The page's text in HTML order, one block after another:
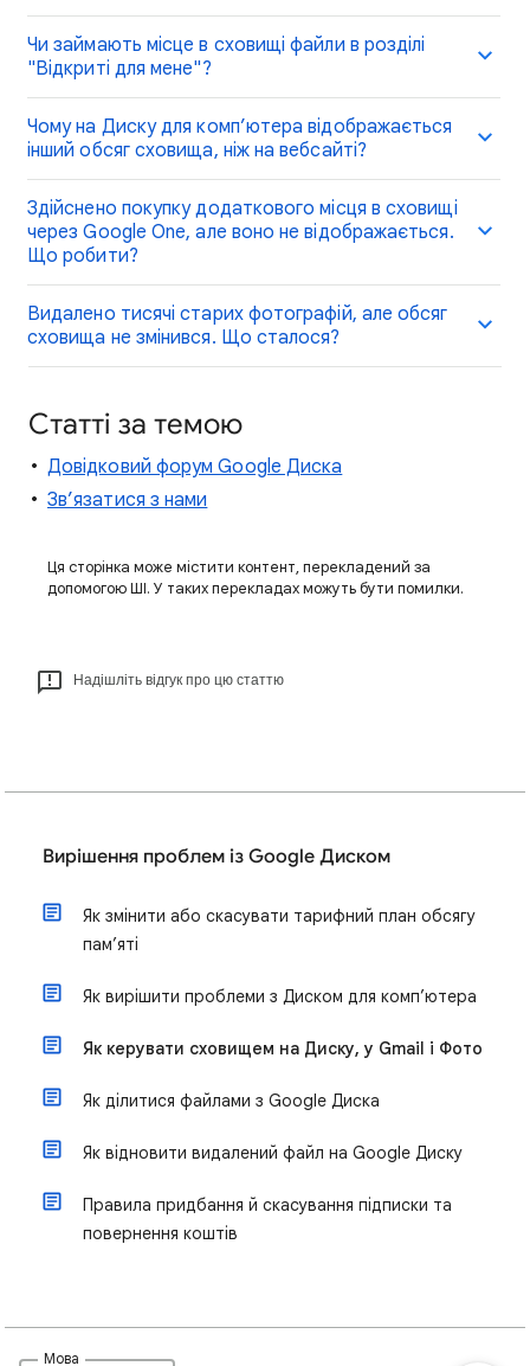
Чи займають місце в сховищі файли в розділі
"Відкриті для мене"?
Чому на Диску для комп’ютера відображається
інший обсяг сховища, ніж на вебсайті?
Здійснено покупку додаткового місця в сховищі
через Google One, але воно не відображається.
Що робити?
Видалено тисячі старих фотографій, але обсяг
сховища не змінився. Що сталося?
Статті за темою
Довідковий форум Google Диска
Зв’язатися з нами
Ця сторінка може містити контент, перекладений за
допомогою ШІ. У таких перекладах можуть бути помилки.
Надішліть відгук про цю статтю
Вирішення проблем із Google Диском
Як змінити або скасувати тарифний план обсягу
пам’яті
Як вирішити проблеми з Диском для комп’ютера
Як керувати сховищем на Диску, у Gmail і Фото
Як ділитися файлами з Google Диска
Як відновити видалений файл на Google Диску
Правила придбання й скасування підписки та
повернення коштів
Мова